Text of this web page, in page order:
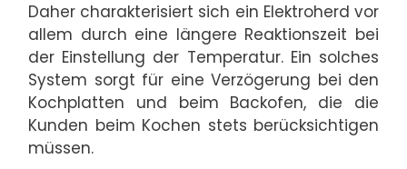
Daher charakterisiert sich ein Elektroherd vor
allem durch eine längere Reaktionszeit bei
der Einstellung der Temperatur. Ein solches
System sorgt für eine Verzögerung bei den
Kochplatten und beim Backofen, die die
Kunden beim Kochen stets berücksichtigen
müssen.